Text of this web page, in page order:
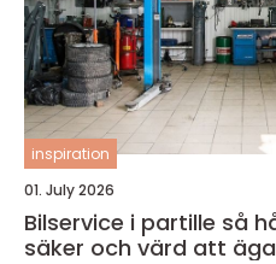
inspiration
01. July 2026
Bilservice i partille så håller du bilen trygg,
säker och värd att äga